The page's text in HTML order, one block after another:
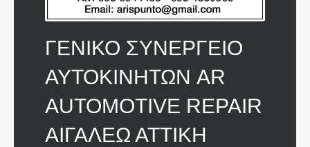
ΓΕΝΙΚΟ ΣΥΝΕΡΓΕΙΟ
ΑΥΤΟΚΙΝΗΤΩΝ AR
AUTOMOTIVE REPAIR
ΑΙΓΑΛΕΩ ΑΤΤΙΚΗ